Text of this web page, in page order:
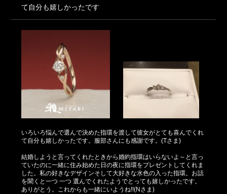
て自分も嬉しかったです
いろいろ悩んで選んで決めた指環を渡して彼女がとても喜んでくれ
て自分も嬉しかったです。服部さんにも感謝です。(Tさま)
結婚しようと言ってくれたときから婚約指環はいらないよ～と言っ
ていたのに一緒に住み始めた日の夜に指環をプレゼントしてくれま
した。私の好きなデザインそして大好きな水色の入った指環。お話
を聞くと一つ 一つ 選んでくれたようでとっても嬉しかったです。
ありがとう。これからも一緒にいようね!!(Nさま)